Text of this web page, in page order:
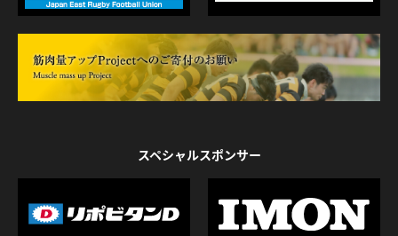
スペシャルスポンサー